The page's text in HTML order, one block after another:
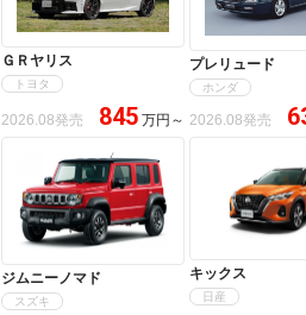
ＧＲヤリス
トヨタ
2026.08発売 845 万円 ～
プレリュード
ホンダ
2026.08発売
ジムニーノマド
スズキ
キックス
日産